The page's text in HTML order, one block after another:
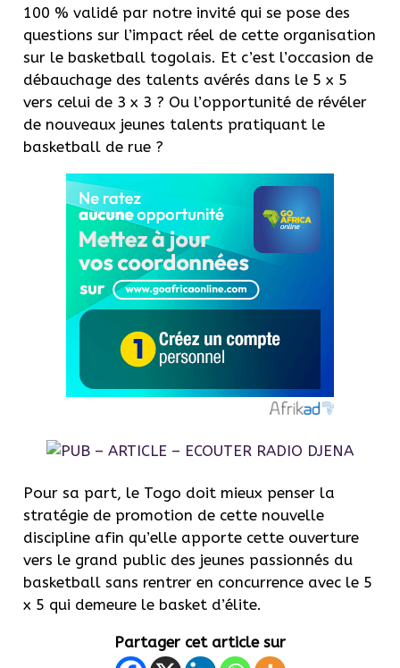
100 % validé par notre invité qui se pose des
questions sur l’impact réel de cette organisation
sur le basketball togolais. Et c’est l’occasion de
débauchage des talents avérés dans le 5 x 5
vers celui de 3 x 3 ? Ou l’opportunité de révéler
de nouveaux jeunes talents pratiquant le
basketball de rue ?
Pour sa part, le Togo doit mieux penser la
stratégie de promotion de cette nouvelle
discipline afin qu’elle apporte cette ouverture
vers le grand public des jeunes passionnés du
basketball sans rentrer en concurrence avec le 5
x 5 qui demeure le basket d’élite.
Partager cet article sur